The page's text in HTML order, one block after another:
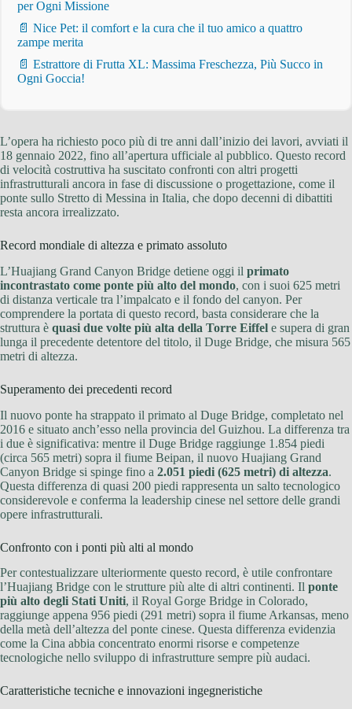
per Ogni Missione
📄 Nice Pet: il comfort e la cura che il tuo amico a quattro
zampe merita
📄 Estrattore di Frutta XL: Massima Freschezza, Più Succo in
Ogni Goccia!
L’opera ha richiesto poco più di tre anni dall’inizio dei lavori, avviati il
18 gennaio 2022, fino all’apertura ufficiale al pubblico. Questo record
di velocità costruttiva ha suscitato confronti con altri progetti
infrastrutturali ancora in fase di discussione o progettazione, come il
ponte sullo Stretto di Messina in Italia, che dopo decenni di dibattiti
resta ancora irrealizzato.
Record mondiale di altezza e primato assoluto
L’Huajiang Grand Canyon Bridge detiene oggi il primato
incontrastato come ponte più alto del mondo, con i suoi 625 metri
di distanza verticale tra l’impalcato e il fondo del canyon. Per
comprendere la portata di questo record, basta considerare che la
struttura è quasi due volte più alta della Torre Eiffel e supera di gran
lunga il precedente detentore del titolo, il Duge Bridge, che misura 565
metri di altezza.
Superamento dei precedenti record
Il nuovo ponte ha strappato il primato al Duge Bridge, completato nel
2016 e situato anch’esso nella provincia del Guizhou. La differenza tra
i due è significativa: mentre il Duge Bridge raggiunge 1.854 piedi
(circa 565 metri) sopra il fiume Beipan, il nuovo Huajiang Grand
Canyon Bridge si spinge fino a 2.051 piedi (625 metri) di altezza.
Questa differenza di quasi 200 piedi rappresenta un salto tecnologico
considerevole e conferma la leadership cinese nel settore delle grandi
opere infrastrutturali.
Confronto con i ponti più alti al mondo
Per contestualizzare ulteriormente questo record, è utile confrontare
l’Huajiang Bridge con le strutture più alte di altri continenti. Il ponte
più alto degli Stati Uniti, il Royal Gorge Bridge in Colorado,
raggiunge appena 956 piedi (291 metri) sopra il fiume Arkansas, meno
della metà dell’altezza del ponte cinese. Questa differenza evidenzia
come la Cina abbia concentrato enormi risorse e competenze
tecnologiche nello sviluppo di infrastrutture sempre più audaci.
Caratteristiche tecniche e innovazioni ingegneristiche